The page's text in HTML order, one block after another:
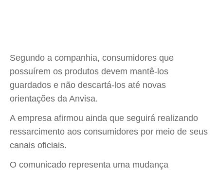
Segundo a companhia, consumidores que
possuírem os produtos devem mantê-los
guardados e não descartá-los até novas
orientações da Anvisa.
A empresa afirmou ainda que seguirá realizando
ressarcimento aos consumidores por meio de seus
canais oficiais.
O comunicado representa uma mudança